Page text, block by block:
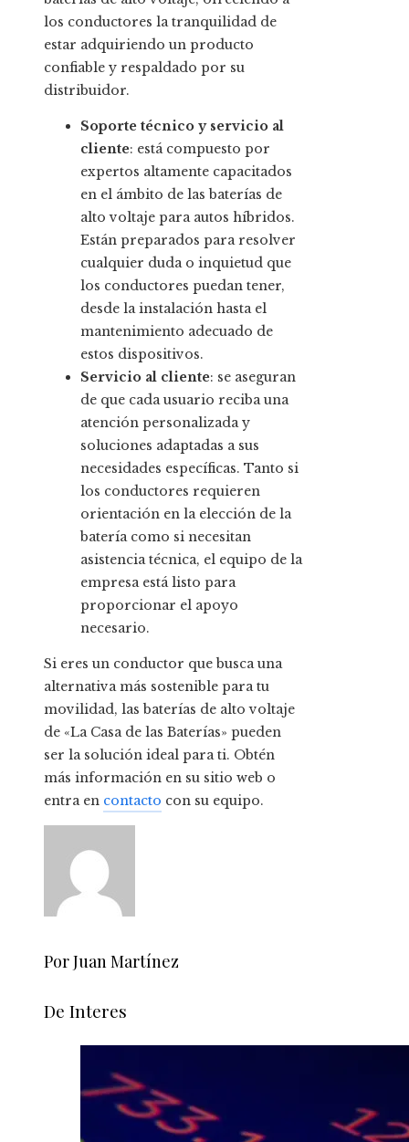
los conductores la tranquilidad de
estar adquiriendo un producto
confiable y respaldado por su
distribuidor.
Soporte técnico y servicio al
cliente: está compuesto por
expertos altamente capacitados
en el ámbito de las baterías de
alto voltaje para autos híbridos.
Están preparados para resolver
cualquier duda o inquietud que
los conductores puedan tener,
desde la instalación hasta el
mantenimiento adecuado de
estos dispositivos.
Servicio al cliente: se aseguran
de que cada usuario reciba una
atención personalizada y
soluciones adaptadas a sus
necesidades específicas. Tanto si
los conductores requieren
orientación en la elección de la
batería como si necesitan
asistencia técnica, el equipo de la
empresa está listo para
proporcionar el apoyo
necesario.
Si eres un conductor que busca una
alternativa más sostenible para tu
movilidad, las baterías de alto voltaje
de «La Casa de las Baterías» pueden
ser la solución ideal para ti. Obtén
más información en su sitio web o
entra en contacto con su equipo.
Por Juan Martínez
De Interes